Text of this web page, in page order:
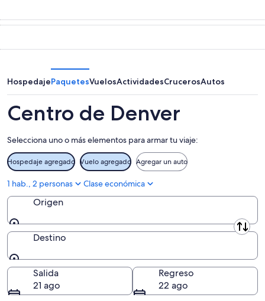
para
hoy,
ago
8
de
Denver
la
noche,
8
ago
9
ago
en
este
fin
de
semana,
ago
-
9
ago
HospedajePaquetesVuelosActividadesCrucerosAutos
Centro de Denver
Selecciona uno o más elementos para armar tu viaje:
Hospedaje agregado Vuelo agregado Agregar un auto
1 hab., 2 personas Clase económica
Origen
Origen
Destino
Destino
Salida
21 ago
Regreso
22 ago